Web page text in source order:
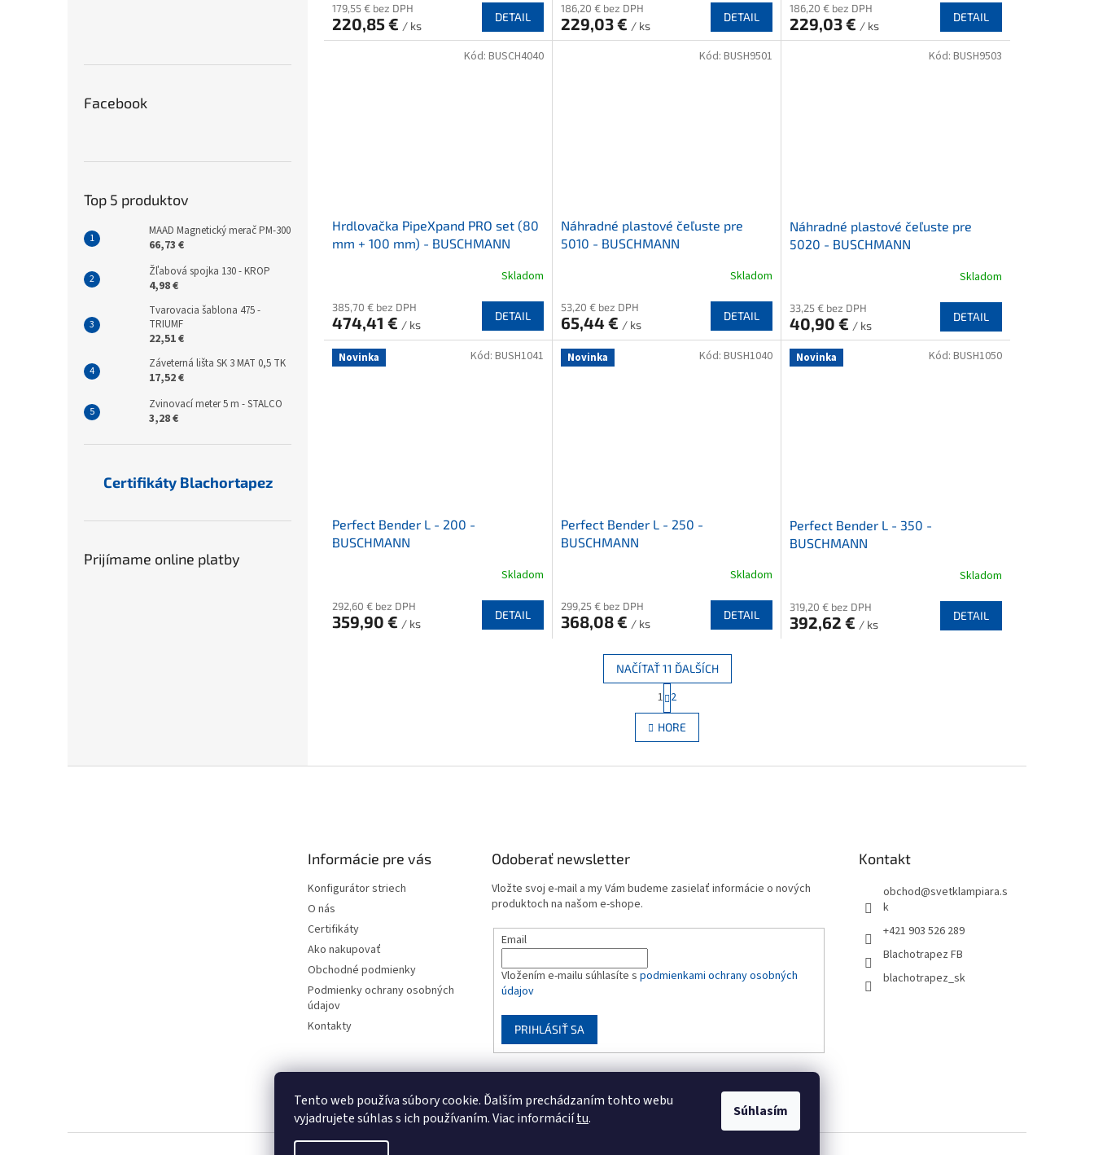
Tento web používa súbory cookie. Ďalším prechádzaním tohto webu
vyjadrujete súhlas s ich používaním. Viac informáciítu. Súhlasím
Facebook
Top 5 produktov
MAAD Magnetický merač PM-300
66,73 €
Žľabová spojka 130 - KROP
4,98 €
Tvarovacia šablona 475 -
TRIUMF
22,51 €
Záveterná lišta SK 3 MAT 0,5 TK
17,52 €
Zvinovací meter 5 m - STALCO
3,28 €
Certifikáty Blachortapez
Prijímame online platby
179,55 € bez DPH
220,85 € / ks
DETAIL
186,20 € bez DPH
229,03 € / ks
DETAIL
186,20 € bez DPH
229,03 € / ks
DETAIL
Hrdlovačka PipeXpand PRO set (80
mm + 100 mm) - BUSCHMANN
Skladom
385,70 € bez DPH
474,41 € / ks
DETAIL
Kód: BUSCH4040
Náhradné plastové čeľuste pre
5010 - BUSCHMANN
Skladom
53,20 € bez DPH
65,44 € / ks
DETAIL
Kód: BUSH9501
Náhradné plastové čeľuste pre
5020 - BUSCHMANN
Skladom
33,25 € bez DPH
40,90 € / ks
DETAIL
Kód: BUSH9503
Novinka
Perfect Bender L - 200 -
BUSCHMANN
Skladom
292,60 € bez DPH
359,90 € / ks
DETAIL
Kód: BUSH1041 Novinka
Perfect Bender L - 250 -
BUSCHMANN
Skladom
299,25 € bez DPH
368,08 € / ks
DETAIL
Kód: BUSH1040 Novinka
Perfect Bender L - 350 -
BUSCHMANN
Skladom
319,20 € bez DPH
392,62 € / ks
DETAIL
Kód: BUSH1050
O
v
l
d
k
s
NAČÍTAŤ 11 ĎALŠÍCH
S
t
r
á
n
1 2
HORE
Informácie pre vás
Konfigurátor striech
O nás
Certifikáty
Ako nakupovať
Obchodné podmienky
Podmienky ochrany osobných
údajov
Kontakty
Odoberať newsletter
Vložte svoj e-mail a my Vám budeme zasielať informácie o nových
produktoch na našom e-shope.
Email
Vložením e-mailu súhlasíte s podmienkami ochrany osobných
údajov
PRIHLÁSIŤ SA
Kontakt
obchod@svetklampiara.s
k
+421 903 526 289
Blachotrapez FB
blachotrapez_sk